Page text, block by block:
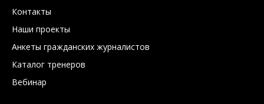
Контакты
Наши проекты
Анкеты гражданских журналистов
Каталог тренеров
Вебинар